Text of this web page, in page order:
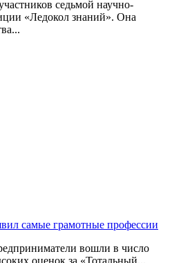
седьмой научно-
«Ледокол знаний». Она
самые грамотные профессии
вошли в число
оценок за «Тотальный...